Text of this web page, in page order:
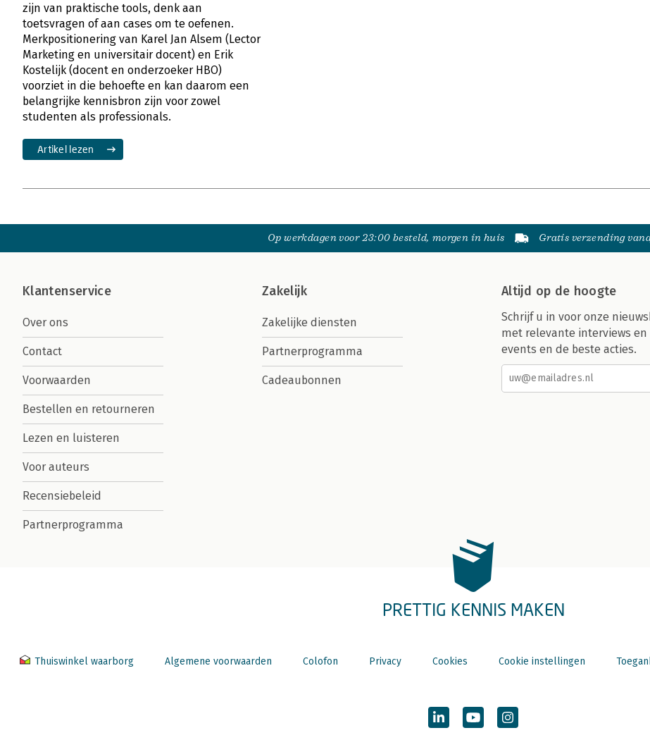
zijn van praktische tools, denk aan
toetsvragen of aan cases om te oefenen.
Merkpositionering van Karel Jan Alsem (Lector
Marketing en universitair docent) en Erik
Kostelijk (docent en onderzoeker HBO)
voorziet in die behoefte en kan daarom een
belangrijke kennisbron zijn voor zowel
studenten als professionals.
Artikel lezen
Op werkdagen voor 23:00 besteld, morgen in huis Gratis verzending
Klantenservice
Over ons
Contact
Voorwaarden
Bestellen en retourneren
Lezen en luisteren
Voor auteurs
Recensiebeleid
Partnerprogramma
Zakelijk
Zakelijke diensten
Partnerprogramma
Cadeaubonnen
Altijd op de hoogte
Schrijf u in voor onze
met relevante interviews
events en de beste acties.
PRETTIG KENNIS MAKEN
Thuiswinkel waarborg Algemene voorwaarden Colofon Privacy Cookies Cookie instellingen